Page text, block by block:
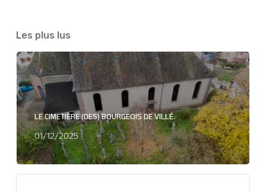
Les plus lus
LE CIMETIÈRE (DES) BOURGEOIS DE VILLÉ.
01/12/2025